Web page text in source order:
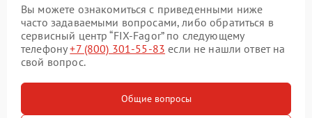
Вы можете ознакомиться с приведенными ниже
часто задаваемыми вопросами, либо обратиться в
сервисный центр “FIX-Fagor” по следующему
телефону+7 (800) 301-55-83 если не нашли ответ на
свой вопрос.
Общие вопросы